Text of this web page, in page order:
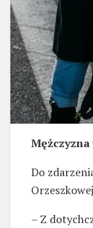
Mężczyzna
Do
– Z